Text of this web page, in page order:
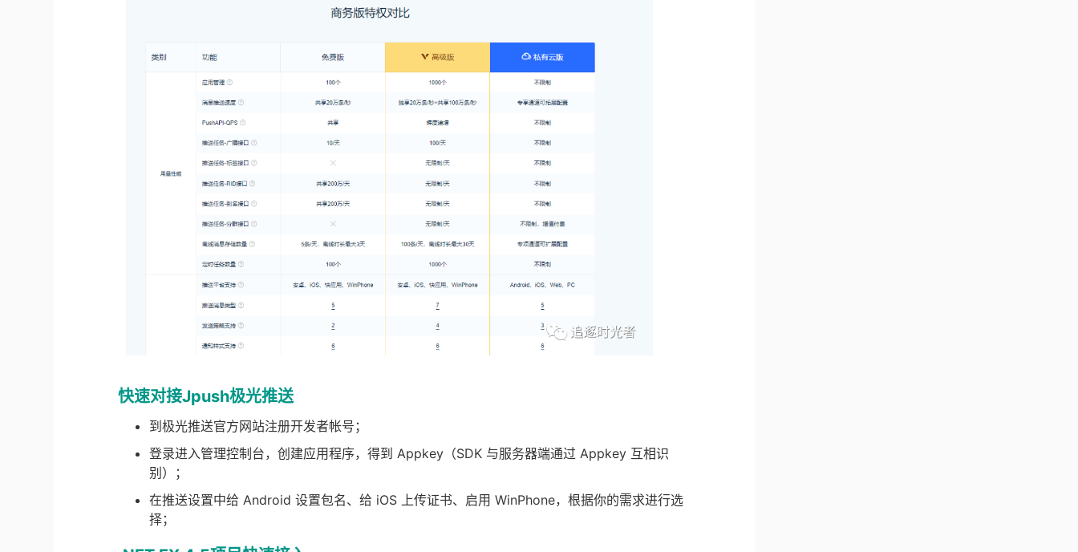
快速对接Jpush极光推送
到极光推送官方网站注册开发者帐号；
登录进入管理控制台，创建应用程序，得到 Appkey（SDK 与服务器端通过 Appkey 互相识
别）；
在推送设置中给 Android 设置包名、给 iOS 上传证书、启用 WinPhone，根据你的需求进行选
择；